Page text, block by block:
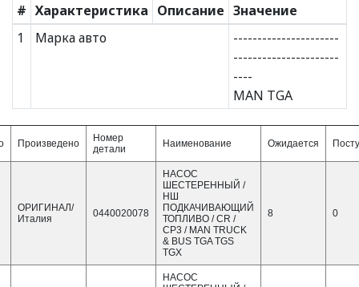
# Характеристика Описание Значение
1
Марка авто
----------------------
----------------------
----
MAN TGA
Произведено
Номер
детали
Наименование Ожидается
ОРИГИНАЛ/
Италия
0440020078
НАСОС
ШЕСТЕРЕННЫЙ /
НШ
ПОДКАЧИВАЮЩИЙ
ТОПЛИВО / CR /
CP3 / MAN TRUCK
& BUS TGA TGS
TGX
8 0
НАСОС